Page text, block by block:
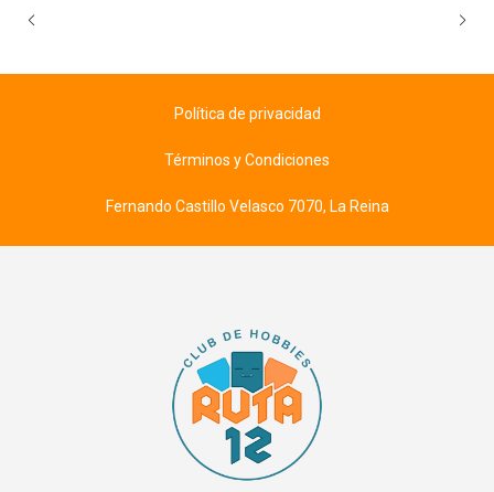
Política de privacidad
Términos y Condiciones
Fernando Castillo Velasco 7070, La Reina